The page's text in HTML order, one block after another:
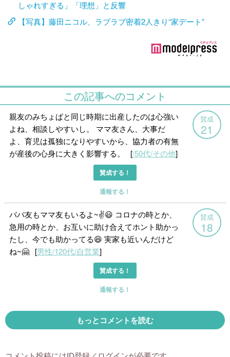
しゃれすぎる」「理想」と反響
【写真】藤田ニコル、ラブラブ密着2人きり“家デート”